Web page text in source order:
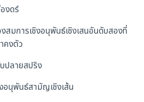
งดร์
สมการเชิงอนุพันธ์เชิงเสนอันดับสองที่
คงตัว
ปลายสปริง
อนุพันธ์สามัญเชิงเส้น